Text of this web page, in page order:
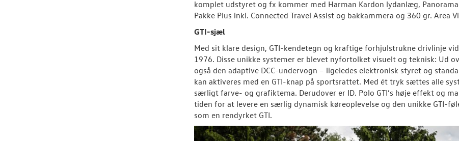
komplet udstyret og fx kommer med Harman Kardon lydanlæg,
Pakke Plus inkl. Connected Travel Assist og bakkammera og 360 gr. Area
GTI-sjæl
Med sit klare design, GTI-kendetegn og kraftige forhjulstrukne drivlinje
1976. Disse unikke systemer er blevet nyfortolket visuelt og teknisk:
også den adaptive DCC-undervogn – ligeledes elektronisk styret og
kan aktiveres med en GTI-knap på sportsrattet. Med ét tryk sættes alle
særligt farve- og grafiktema. Derudover er ID. Polo GTI’s høje effekt og
tiden for at levere en særlig dynamisk køreoplevelse og den unikke GTI-
som en rendyrket GTI.